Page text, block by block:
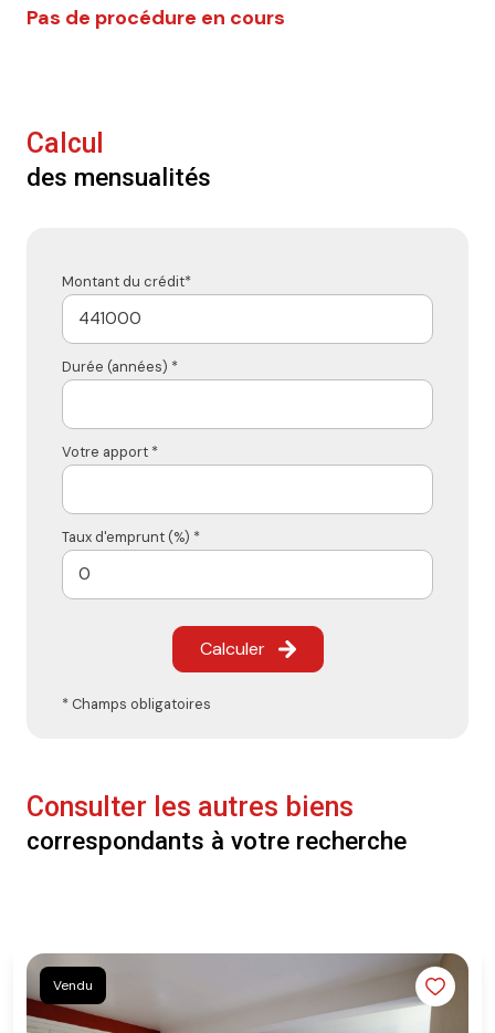
Pas de procédure en cours
Calcul
des mensualités
Montant du crédit*
Durée (années) *
Votre apport *
Taux d'emprunt (%) *
Calculer
* Champs obligatoires
Consulter les autres biens
correspondants à votre recherche
Vendu